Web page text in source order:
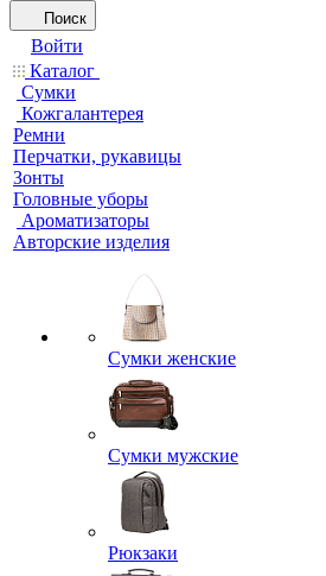
Поиск
Войти
Каталог
Сумки
Кожгалантерея
Ремни
Перчатки, рукавицы
Зонты
Головные уборы
Ароматизаторы
Авторские изделия
Сумки женские
Сумки мужские
Рюкзаки